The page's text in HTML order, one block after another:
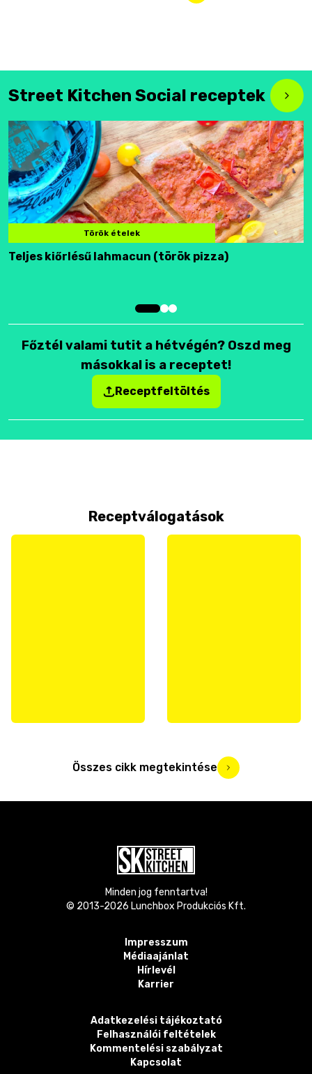
Street Kitchen Social receptek
Török ételek
Teljes kiőrlésű lahmacun (török pizza)
Főztél valami tutit a hétvégén? Oszd meg
másokkal is a receptet!
Receptfeltöltés
Receptválogatások
Összes cikk megtekintése
Minden jog fenntartva!
© 2013-2026 Lunchbox Produkciós Kft.
Impresszum
Médiaajánlat
Hírlevél
Karrier
Adatkezelési tájékoztató
Felhasználói feltételek
Kommentelési szabályzat
Kapcsolat